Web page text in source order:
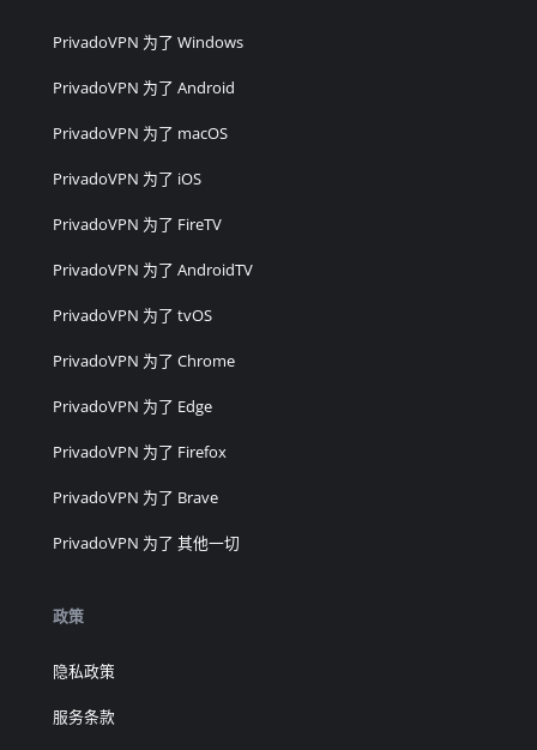
PrivadoVPN 为了 Windows
PrivadoVPN 为了 Android
PrivadoVPN 为了 macOS
PrivadoVPN 为了 iOS
PrivadoVPN 为了 FireTV
PrivadoVPN 为了 AndroidTV
PrivadoVPN 为了 tvOS
PrivadoVPN 为了 Chrome
PrivadoVPN 为了 Edge
PrivadoVPN 为了 Firefox
PrivadoVPN 为了 Brave
PrivadoVPN 为了 其他一切
政策
隐私政策
服务条款